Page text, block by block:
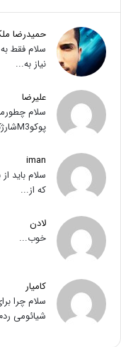
حمیدرضا
نیاز به...
علیرضا
سلام
پوکوM3شارژکرد؟ لطف...
iman
سلام باید
که از...
لادن
خوب...
کامیار
شیائومی